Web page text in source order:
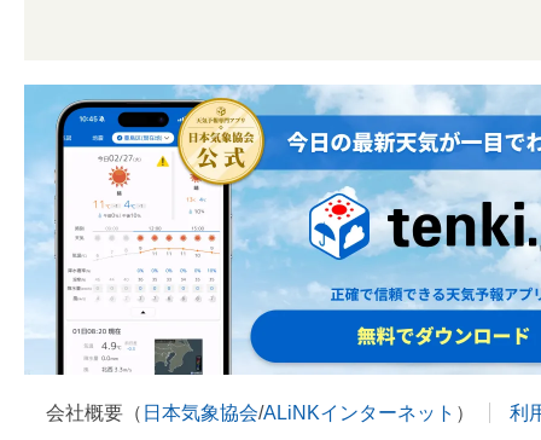
会社概要（ 日本気象協会/ALiNKインターネット ） 利